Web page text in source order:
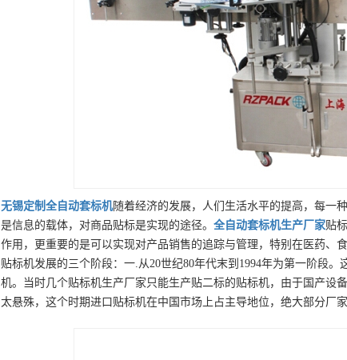
无锡定制 全自动套标机随着经济的发展，人们生活水平的提高，每一
是信息的载体，对商品贴标是实现的途径。 全自动套标机生产厂家贴
作用，更重要的是可以实现对产品销售的追踪与管理，特别在医药、
贴标机发展的三个阶段：一.从20世纪80年代末到1994年为第一阶段
机。当时几个贴标机生产厂家只能生产贴二标的贴标机，由于国产设
太悬殊，这个时期进口贴标机在中国市场上占主导地位，绝大部分厂